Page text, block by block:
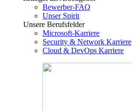
Bewerber-FAQ
Unser Spirit
Unsere Berufsfelder
Microsoft-Karriere
Security & Network Karriere
Cloud & DevOps Karriere